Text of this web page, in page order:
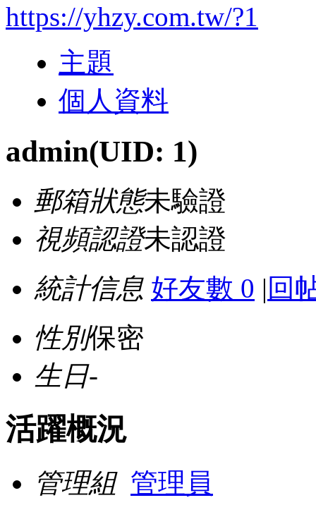
https://yhzy.com.tw/?1
主題
個人資料
admin(UID: 1)
郵箱狀態未驗證
視頻認證未認證
統計信息 好友數 0 | 回
性別保密
生日-
活躍概況
管理組 管理員